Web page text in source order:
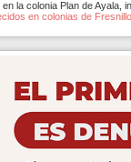
la colonia Plan de Ayala,
en colonias de Fresnillo